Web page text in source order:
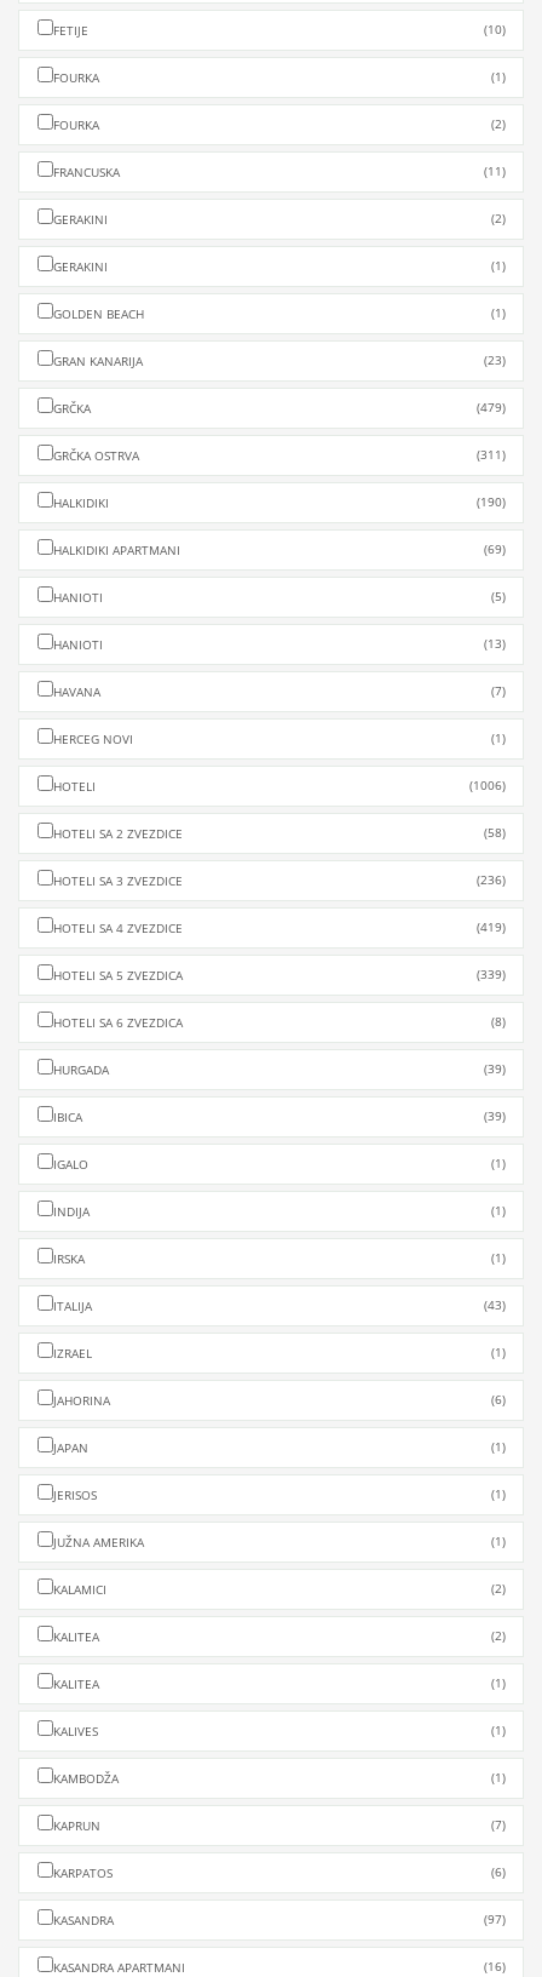
FETIJE (10)
FOURKA (1)
FOURKA (2)
FRANCUSKA (11)
GERAKINI (2)
GERAKINI (1)
GOLDEN BEACH (1)
GRAN KANARIJA (23)
GRČKA (479)
GRČKA OSTRVA (311)
HALKIDIKI (190)
HALKIDIKI APARTMANI (69)
HANIOTI (5)
HANIOTI (13)
HAVANA (7)
HERCEG NOVI (1)
HOTELI (1006)
HOTELI SA 2 ZVEZDICE (58)
HOTELI SA 3 ZVEZDICE (236)
HOTELI SA 4 ZVEZDICE (419)
HOTELI SA 5 ZVEZDICA (339)
HOTELI SA 6 ZVEZDICA (8)
HURGADA (39)
IBICA (39)
IGALO (1)
INDIJA (1)
IRSKA (1)
ITALIJA (43)
IZRAEL (1)
JAHORINA (6)
JAPAN (1)
JERISOS (1)
JUŽNA AMERIKA (1)
KALAMICI (2)
KALITEA (2)
KALITEA (1)
KALIVES (1)
KAMBODŽA (1)
KAPRUN (7)
KARPATOS (6)
KASANDRA (97)
KASANDRA APARTMANI (16)